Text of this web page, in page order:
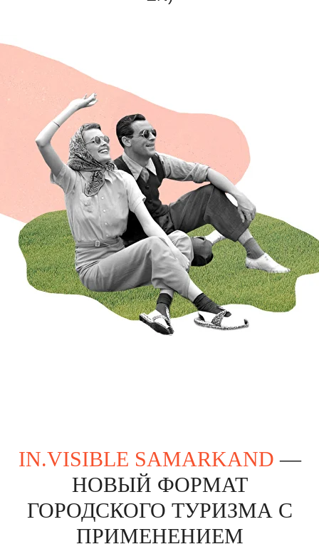
IN.VISIBLE SAMARKAND —
НОВЫЙ ФОРМАТ
ГОРОДСКОГО ТУРИЗМА С
ПРИМЕНЕНИЕМ